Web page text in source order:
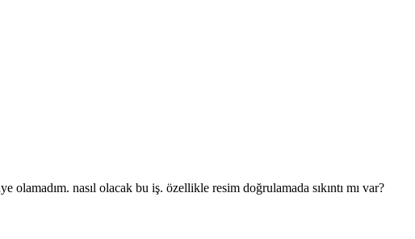
nasıl olacak bu iş. özellikle resim doğrulamada sıkıntı mı var?